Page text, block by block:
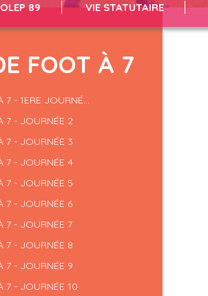
89 VIE STATUTAIRE
FOOT À 7
7 - 1ERE JOURNÉ...
7 - JOURNÉE 2
7 - JOURNÉE 3
7 - JOURNÉE 4
7 - JOURNÉE 5
7 - JOURNÉE 6
7 - JOURNÉE 7
7 - JOURNÉE 8
7 - JOURNÉE 9
7 - JOURNÉE 10